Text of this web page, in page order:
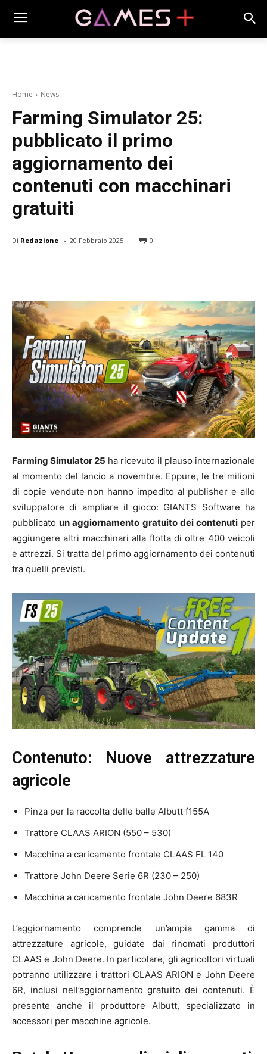
Home News
Farming Simulator 25:
pubblicato il primo
aggiornamento dei
contenuti con macchinari
gratuiti
Di Redazione - 20 Febbraio 2025 0
Farming Simulator 25 ha ricevuto il plauso internazionale
al momento del lancio a novembre. Eppure, le tre milioni
di copie vendute non hanno impedito al publisher e allo
sviluppatore di ampliare il gioco: GIANTS Software ha
pubblicatoun aggiornamento gratuito dei contenutiper
aggiungere altri macchinari alla flotta di oltre 400 veicoli
e attrezzi. Si tratta del primo aggiornamento dei contenuti
tra quelli previsti.
Contenuto: Nuove attrezzature
agricole
Pinza per la raccolta delle balle Albutt f155A
Trattore CLAAS ARION (550 – 530)
Macchina a caricamento frontale CLAAS FL 140
Trattore John Deere Serie 6R (230 – 250)
Macchina a caricamento frontale John Deere 683R
L’aggiornamento comprende un’ampia gamma di
attrezzature agricole, guidate dai rinomati produttori
CLAAS e John Deere. In particolare, gli agricoltori virtuali
potranno utilizzare i trattori CLAAS ARION e John Deere
6R, inclusi nell’aggiornamento gratuito dei contenuti. È
presente anche il produttore Albutt, specializzato in
accessori per macchine agricole.